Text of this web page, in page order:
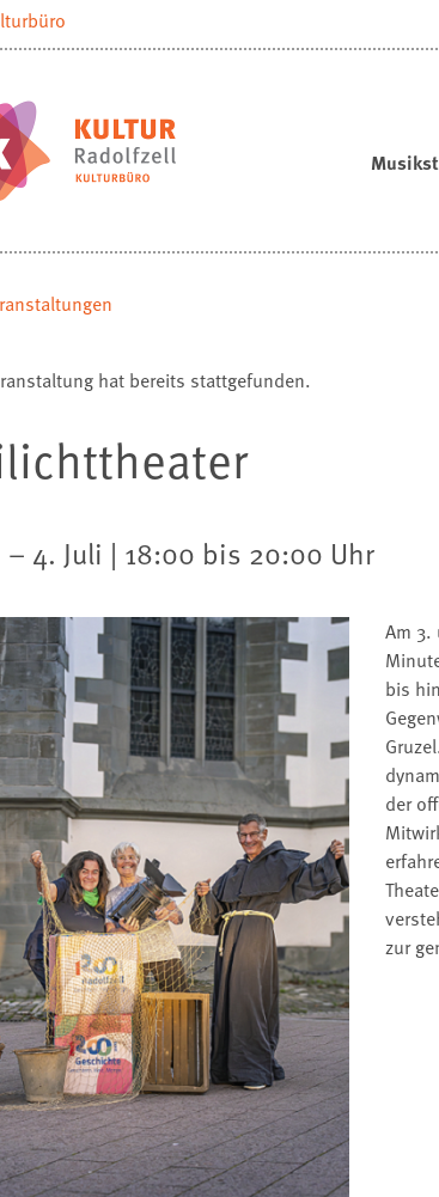
hat bereits stattgefunden.
– 4. Juli | 18:00 bis 20:00 Uhr
Am 3.
bis
der
zur